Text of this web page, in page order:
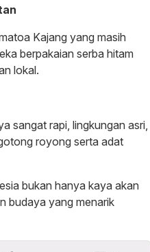
Kajang yang masih
berpakaian serba hitam
lokal.
sangat rapi, lingkungan asri,
royong serta adat
bukan hanya kaya akan
budaya yang menarik